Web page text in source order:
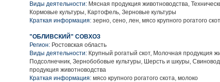
Виды деятельности: Мясная продукция животноводства,
Кормовые культуры, Картофель, Зерновые культуры
Краткая информация: зерно, сено, лен, мясо крупного рогатого
"ОБЛИВСКИЙ" СОВХОЗ
Регион: Ростовская область
Виды деятельности: Крупный рогатый скот, Молочная продукция
Подсолнечник, Зернобобовые культуры, Шерсть и шкуры,
продукция животноводства
Краткая информация: мясо крупного рогатого скота, молоко